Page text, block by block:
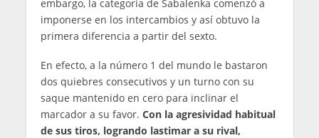
embargo, la categoría de Sabalenka comenzó a
imponerse en los intercambios y así obtuvo la
primera diferencia a partir del sexto.
En efecto, a la número 1 del mundo le bastaron
dos quiebres consecutivos y un turno con su
saque mantenido en cero para inclinar el
marcador a su favor. Con la agresividad habitual
de sus tiros, logrando lastimar a su rival,